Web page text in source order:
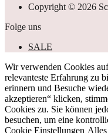
Copyright © 2026
Folge uns
SALE
Wir verwenden Cookies
relevanteste Erfahrung zu
erinnern und Besuche
akzeptieren“ klicken,
Cookies zu. Sie können
besuchen, um eine
Cookie Einstellungen Alles